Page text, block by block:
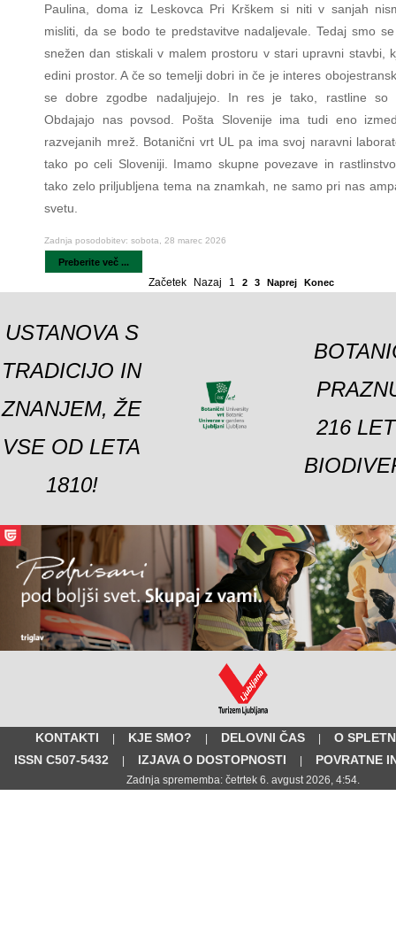
Paulina, doma iz Leskovca Pri Krškem si niti v sanjah
misliti, da se bodo te predstavitve nadaljevale. Tedaj smo
snežen dan stiskali v malem prostoru v stari upravni stavbi,
edini prostor. A če so temelji dobri in če je interes
se dobre zgodbe nadaljujejo. In res je tako, rastline so
Obdajajo nas povsod. Pošta Slovenije ima tudi eno
razvejanih mrež. Botanični vrt UL pa ima svoj naravni
tako po celi Sloveniji. Imamo skupne povezave in
tako zelo priljubljena tema na znamkah, ne samo pri nas
svetu.
Zadnja posodobitev: sobota, 28 marec 2026
Preberite več ...
Začetek Nazaj 1 2 3 Naprej Konec
USTANOVA S
TRADICIJO IN
ZNANJEM, ŽE
VSE OD LETA
1810!
216
KONTAKTI | KJE SMO? | DELOVNI ČAS |
O
ISSN C507-5432
| IZJAVA O DOSTOPNOSTI | POVRATNE
Zadnja sprememba: četrtek 6. avgust 2026, 4:54.